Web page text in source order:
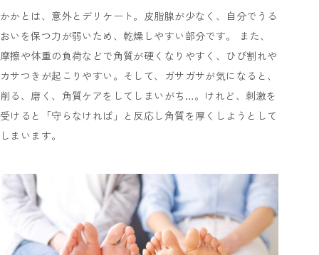
かかとは、意外とデリケート。皮脂腺が少なく、自分でうる
おいを保つ力が弱いため、乾燥しやすい部分です。 また、
摩擦や体重の負荷などで角質が硬くなりやすく、ひび割れや
カサつきが起こりやすい。そして、ガサガサが気になると、
削る、磨く、角質ケアをしてしまいがち…。けれど、刺激を
受けると「守らなければ」と反応し角質を厚くしようとして
しまいます。